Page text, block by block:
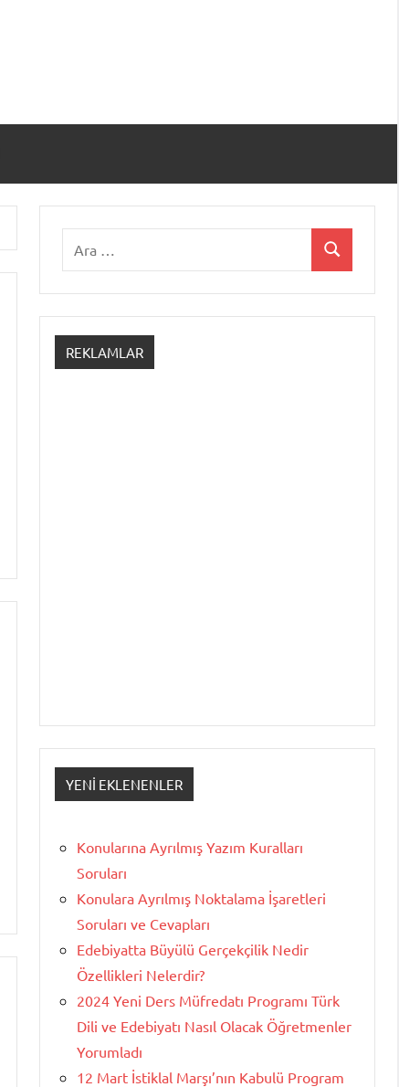
Ara
REKLAMLAR
YENI EKLENENLER
Konularına Ayrılmış Yazım Kuralları
Soruları
Konulara Ayrılmış Noktalama İşaretleri
Soruları ve Cevapları
Edebiyatta Büyülü Gerçekçilik Nedir
Özellikleri Nelerdir?
2024 Yeni Ders Müfredatı Programı Türk
Dili ve Edebiyatı Nasıl Olacak Öğretmenler
Yorumladı
12 Mart İstiklal Marşı’nın Kabulü Program